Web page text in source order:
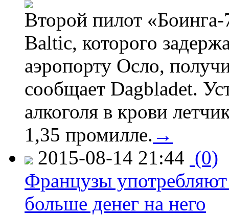
Второй пилот
Baltic, которого
аэропорту Осло,
сообщает Dagbladet.
алкоголя в крови
1,35 промилле. →
2015-08-14 21:44 (0)
Французы
больше денег на него